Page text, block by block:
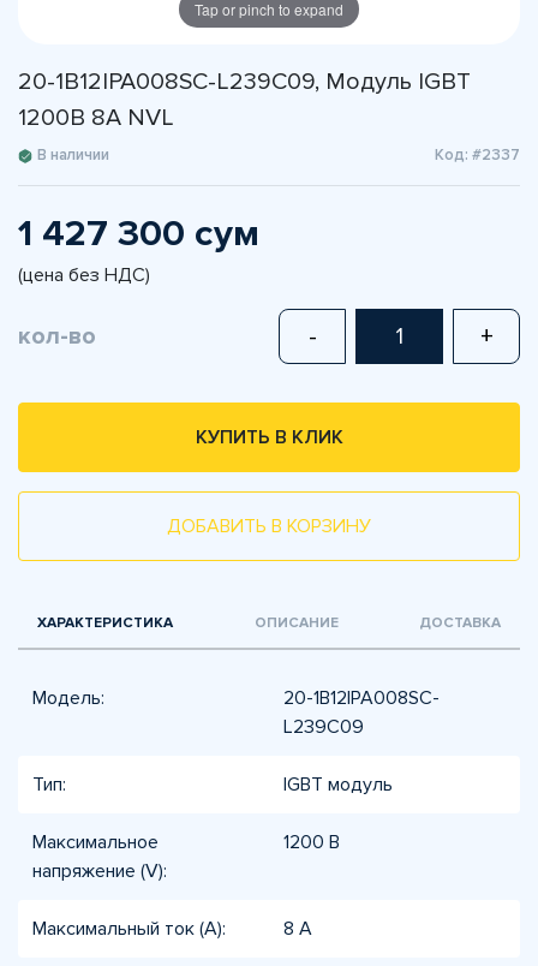
Tap or pinch to expand
20-1B12IPA008SC-L239C09, Модуль IGBT
1200В 8А NVL
В наличии Код: #2337
1 427 300 сум
(цена без НДС)
кол-во - +
КУПИТЬ В КЛИК
ДОБАВИТЬ В КОРЗИНУ
ХАРАКТЕРИСТИКА ОПИСАНИЕ ДОСТАВКА
Модель:
20-1B12IPA008SC-
L239C09
Тип: IGBT модуль
Максимальное
напряжение (V):
1200 В
Максимальный ток (A): 8 А